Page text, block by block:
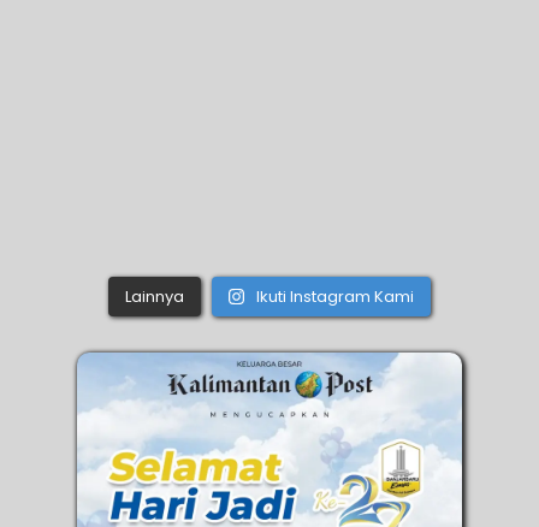
Lainnya Ikuti Instagram Kami